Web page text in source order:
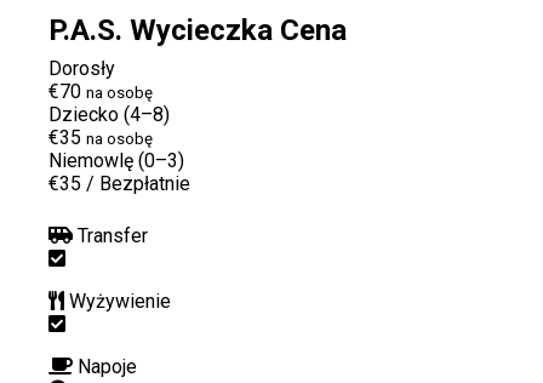
P.A.S. Wycieczka Cena
Dorosły
€70 na osobę
Dziecko (4–8)
€35 na osobę
Niemowlę (0–3)
€35 / Bezpłatnie
Transfer
Wyżywienie
Napoje